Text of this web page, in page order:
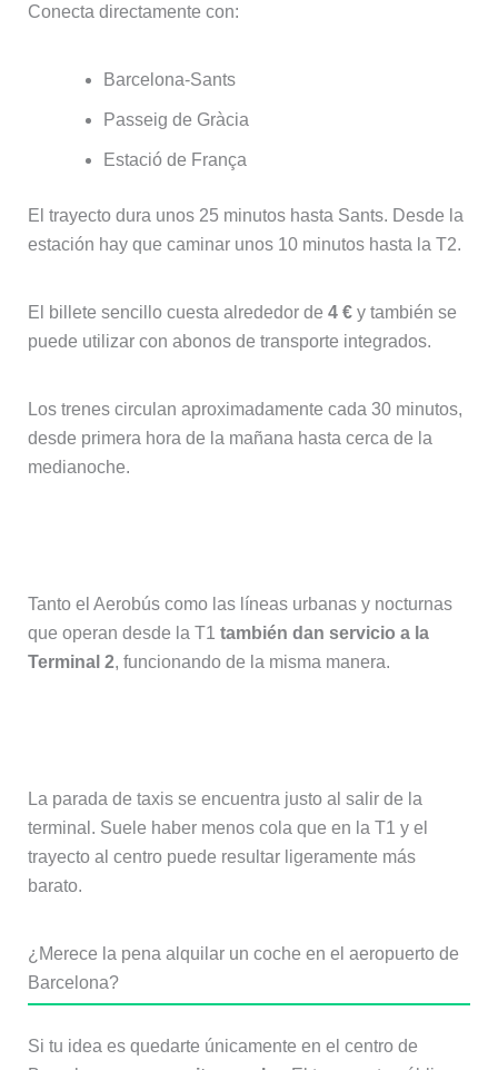
Conecta directamente con:
Barcelona‑Sants
Passeig de Gràcia
Estació de França
El trayecto dura unos 25 minutos hasta Sants. Desde la
estación hay que caminar unos 10 minutos hasta la T2.
El billete sencillo cuesta alrededor de 4 €y también se
puede utilizar con abonos de transporte integrados.
Los trenes circulan aproximadamente cada 30 minutos,
desde primera hora de la mañana hasta cerca de la
medianoche.
Tanto el Aerobús como las líneas urbanas y nocturnas
que operan desde la T1 también dan servicio a la
Terminal 2, funcionando de la misma manera.
La parada de taxis se encuentra justo al salir de la
terminal. Suele haber menos cola que en la T1 y el
trayecto al centro puede resultar ligeramente más
barato.
¿Merece la pena alquilar un coche en el aeropuerto de
Barcelona?
Si tu idea es quedarte únicamente en el centro de